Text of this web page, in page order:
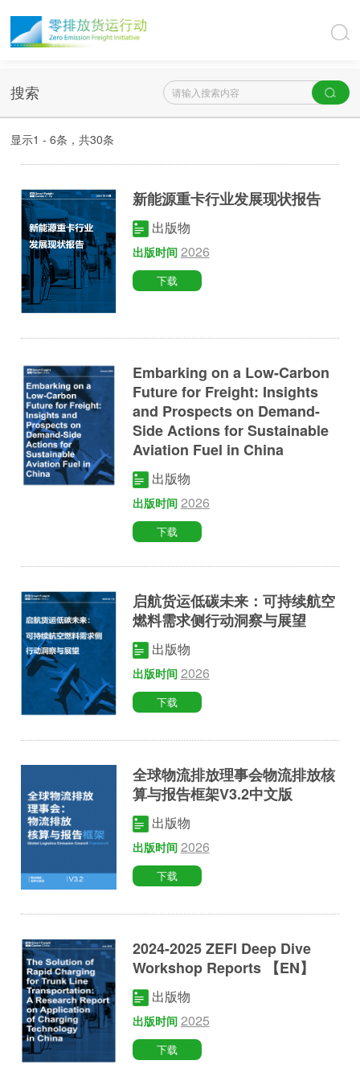
搜索
显示1 - 6条，共30条
新能源重卡行业发展现状报告
出版物
出版时间 2026
下载
Embarking on a Low-Carbon
Future for Freight: Insights
and Prospects on Demand-
Side Actions for Sustainable
Aviation Fuel in China
出版物
出版时间 2026
下载
启航货运低碳未来：可持续航空
燃料需求侧行动洞察与展望
出版物
出版时间 2026
下载
全球物流排放理事会物流排放核
算与报告框架V3.2中文版
出版物
出版时间 2026
下载
2024-2025 ZEFI Deep Dive
Workshop Reports 【EN】
出版物
出版时间 2025
下载